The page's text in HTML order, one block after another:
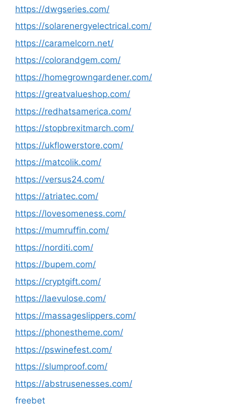
https://dwgseries.com/
https://solarenergyelectrical.com/
https://caramelcorn.net/
https://colorandgem.com/
https://homegrowngardener.com/
https://greatvalueshop.com/
https://redhatsamerica.com/
https://stopbrexitmarch.com/
https://ukflowerstore.com/
https://matcolik.com/
https://versus24.com/
https://atriatec.com/
https://lovesomeness.com/
https://mumruffin.com/
https://norditi.com/
https://bupem.com/
https://cryptgift.com/
https://laevulose.com/
https://massageslippers.com/
https://phonestheme.com/
https://pswinefest.com/
https://slumproof.com/
https://abstrusenesses.com/
freebet